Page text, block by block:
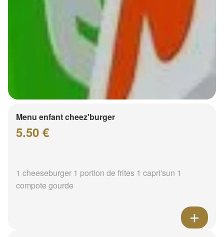
Menu enfant cheez'burger
5.50 €
1 cheeseburger 1 portion de frites 1 capri'sun 1
compote gourde